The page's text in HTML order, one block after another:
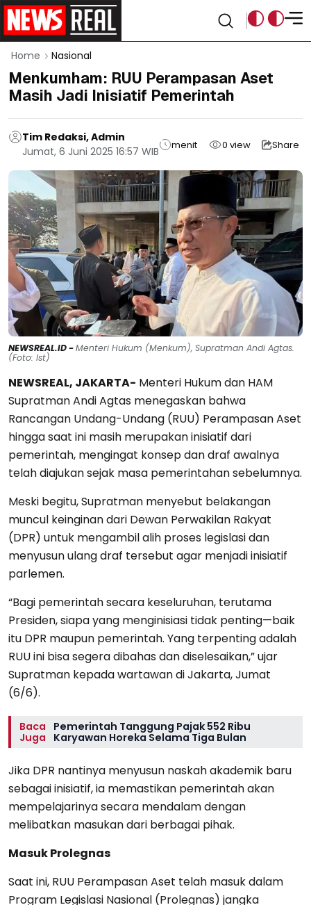
Home Nasional
Menkumham: RUU Perampasan Aset
Masih Jadi Inisiatif Pemerintah
Tim Redaksi, Admin
Jumat, 6 Juni 2025 16:57 WIB
menit 0 view Share
NEWSREAL.ID -Menteri Hukum (Menkum), Supratman Andi Agtas.
(Foto: Ist)
NEWSREAL, JAKARTA- Menteri Hukum dan HAM
Supratman Andi Agtas menegaskan bahwa
Rancangan Undang-Undang (RUU) Perampasan Aset
hingga saat ini masih merupakan inisiatif dari
pemerintah, mengingat konsep dan draf awalnya
telah diajukan sejak masa pemerintahan sebelumnya.
Meski begitu, Supratman menyebut belakangan
muncul keinginan dari Dewan Perwakilan Rakyat
(DPR) untuk mengambil alih proses legislasi dan
menyusun ulang draf tersebut agar menjadi inisiatif
parlemen.
“Bagi pemerintah secara keseluruhan, terutama
Presiden, siapa yang menginisiasi tidak penting—baik
itu DPR maupun pemerintah. Yang terpenting adalah
RUU ini bisa segera dibahas dan diselesaikan,” ujar
Supratman kepada wartawan di Jakarta, Jumat
(6/6).
Baca
Juga
Pemerintah Tanggung Pajak 552 Ribu
Karyawan Horeka Selama Tiga Bulan
Jika DPR nantinya menyusun naskah akademik baru
sebagai inisiatif, ia memastikan pemerintah akan
mempelajarinya secara mendalam dengan
melibatkan masukan dari berbagai pihak.
Masuk Prolegnas
Saat ini, RUU Perampasan Aset telah masuk dalam
Program Legislasi Nasional (Prolegnas) jangka